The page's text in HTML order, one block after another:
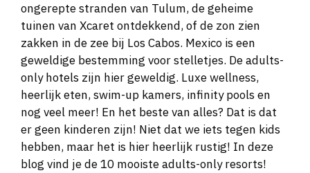
ongerepte stranden van Tulum, de geheime
tuinen van Xcaret ontdekkend, of de zon zien
zakken in de zee bij Los Cabos. Mexico is een
geweldige bestemming voor stelletjes. De adults-
only hotels zijn hier geweldig. Luxe wellness,
heerlijk eten, swim-up kamers, infinity pools en
nog veel meer! En het beste van alles? Dat is dat
er geen kinderen zijn! Niet dat we iets tegen kids
hebben, maar het is hier heerlijk rustig! In deze
blog vind je de 10 mooiste adults-only resorts!